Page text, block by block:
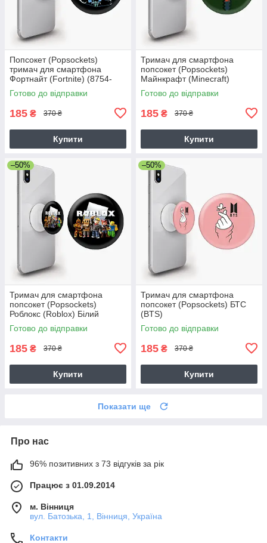
Попсокет (Popsockets)
тримач для смартфона
Фортнайт (Fortnite) (8754-
1195)
Готово до відправки
185 ₴ 370 ₴
Купити
Тримач для смартфона
попсокет (Popsockets)
Майнкрафт (Minecraft)
Готово до відправки
185 ₴ 370 ₴
Купити
–50%
Тримач для смартфона
попсокет (Popsockets)
Роблокс (Roblox) Білий
Готово до відправки
185 ₴ 370 ₴
Купити
–50%
Тримач для смартфона
попсокет (Popsockets) БТС
(BTS)
Готово до відправки
185 ₴ 370 ₴
Купити
Показати ще
Про нас
96% позитивних з 73 відгуків за рік
Працює з 01.09.2014
м. Вінниця
вул. Батозька, 1, Вінниця, Україна
Контакти